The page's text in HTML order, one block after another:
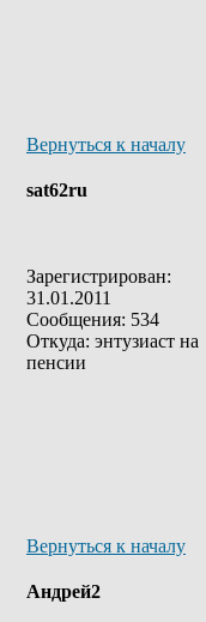
Вернуться к началу
sat62ru
Зарегистрирован:
31.01.2011
Сообщения: 534
Откуда: энтузиаст на
пенсии
Вернуться к началу
Андрей2